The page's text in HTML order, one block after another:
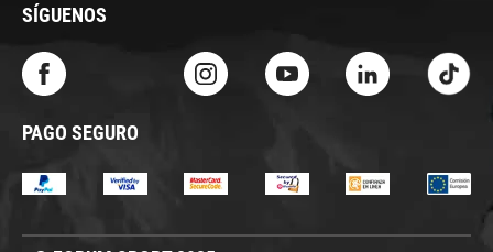
SÍGUENOS
PAGO SEGURO